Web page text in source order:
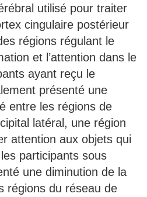
utilisé pour traiter
cingulaire postérieur
régions régulant le
et l’attention dans le
ayant reçu le
présenté une
entre les régions de
latéral, une région
attention aux objets qui
participants sous
une diminution de la
régions du réseau de